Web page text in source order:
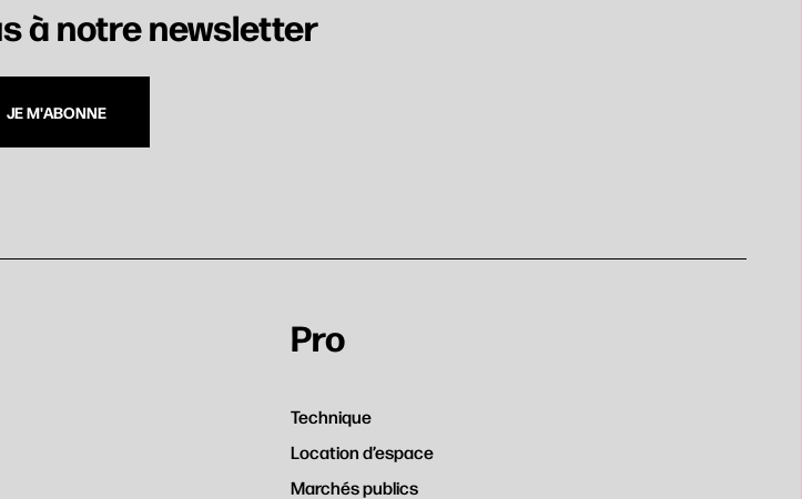
à notre newsletter
JE M'ABONNE
Pro
Technique
Location d’espace
Marchés publics